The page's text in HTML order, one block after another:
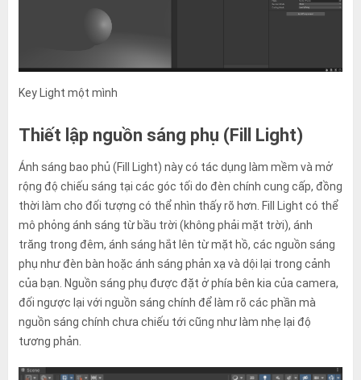
Key Light một mình
Thiết lập nguồn sáng phụ (Fill Light)
Ánh sáng bao phủ (Fill Light) này có tác dụng làm mềm và mở
rộng độ chiếu sáng tại các góc tối do đèn chính cung cấp, đồng
thời làm cho đối tượng có thể nhìn thấy rõ hơn. Fill Light có thể
mô phỏng ánh sáng từ bầu trời (không phải mặt trời), ánh
trăng trong đêm, ánh sáng hắt lên từ mặt hồ, các nguồn sáng
phụ như đèn bàn hoặc ánh sáng phản xạ và dội lại trong cảnh
của bạn. Nguồn sáng phụ được đặt ở phía bên kia của camera,
đối ngược lại với nguồn sáng chính để làm rõ các phần mà
nguồn sáng chính chưa chiếu tới cũng như làm nhẹ lại độ
tương phản.